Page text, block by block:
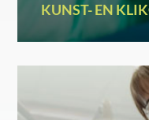
KUNST- EN